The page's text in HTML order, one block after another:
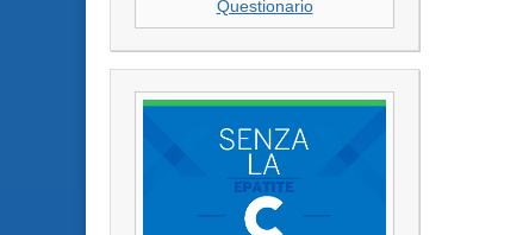
Questionario